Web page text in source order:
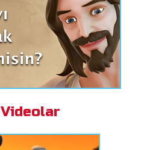
Videolar